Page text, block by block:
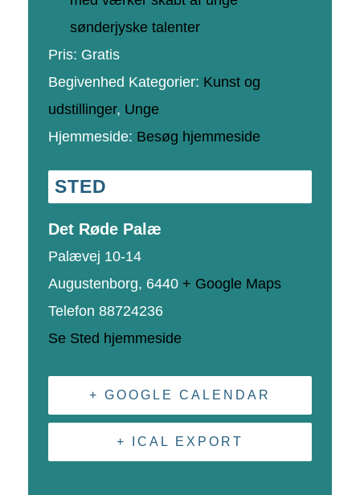
sønderjyske talenter
Pris: Gratis
Begivenhed Kategorier: Kunst og
udstillinger, Unge
Hjemmeside: Besøg hjemmeside
STED
Det Røde Palæ
Palævej 10-14
Augustenborg, 6440 + Google Maps
Telefon 88724236
Se Sted hjemmeside
+ GOOGLE CALENDAR
+ ICAL EXPORT